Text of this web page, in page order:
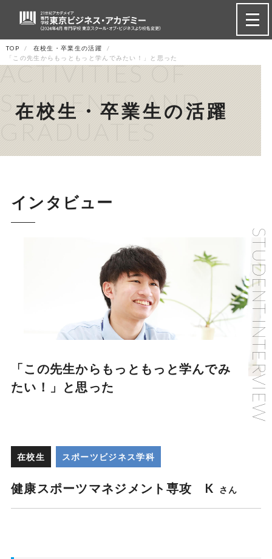
TOP
在校生・卒業生の活躍
「この先生からもっともっと学んでみたい！」と思った
ACTIVITIES OF
STUDENTS AND
在校生・卒業生の活躍
インタビュー
「この先生からもっともっと学んでみ
たい！」と思った
在校生 スポーツビジネス学科
健康スポーツマネジメント専攻 K さん